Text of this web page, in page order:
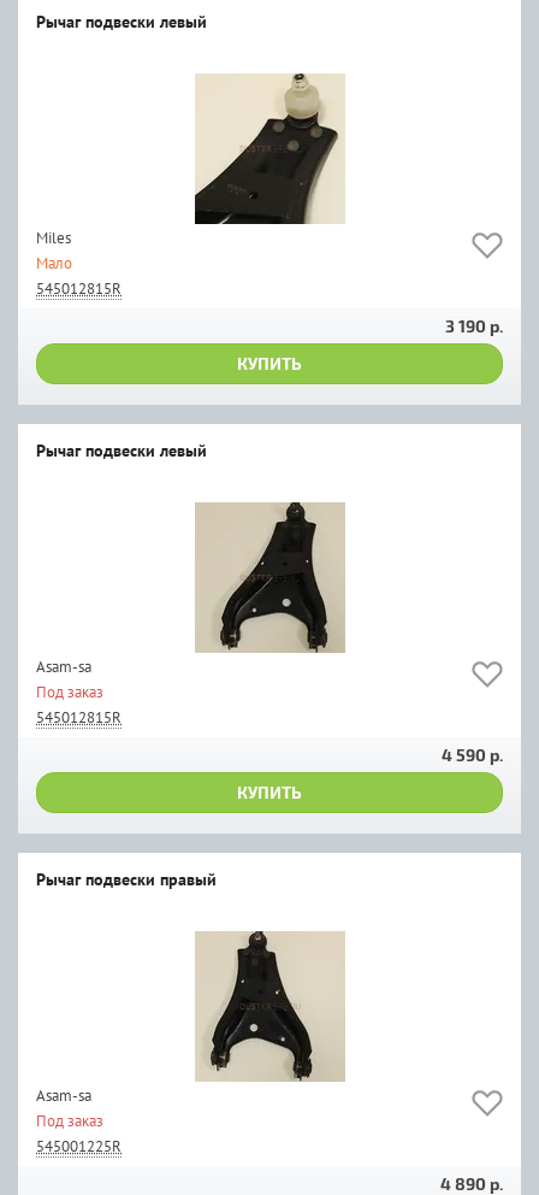
Рычаг подвески левый
Miles
Мало
545012815R
3 190 р.
КУПИТЬ
Рычаг подвески левый
Asam-sa
Под заказ
545012815R
4 590 р.
КУПИТЬ
Рычаг подвески правый
Asam-sa
Под заказ
545001225R
4 890 р.